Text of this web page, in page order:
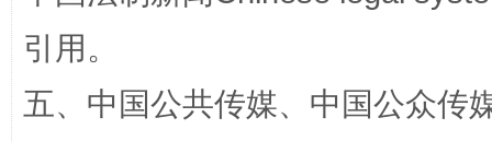
引用。
五、中国公共传媒、中国公众传